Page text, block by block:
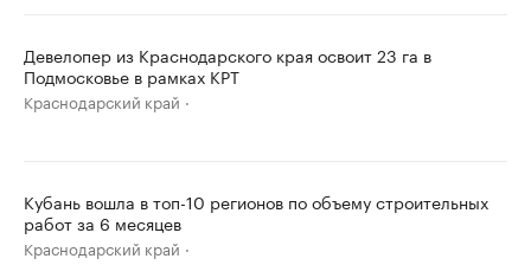
Девелопер из Краснодарского края освоит 23 га в
Подмосковье в рамках КРТ
Краснодарский край
Кубань вошла в топ-10 регионов по объему строительных
работ за 6 месяцев
Краснодарский край